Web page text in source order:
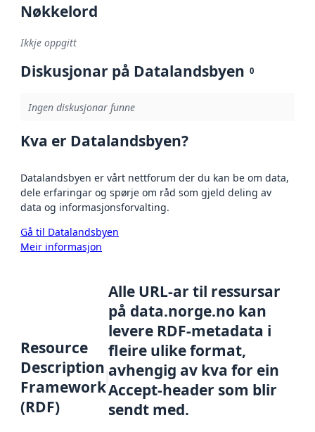
Nøkkelord
Ikkje oppgitt
Diskusjonar på Datalandsbyen 0
Ingen diskusjonar funne
Kva er Datalandsbyen?
Datalandsbyen er vårt nettforum der du kan be om data,
dele erfaringar og spørje om råd som gjeld deling av
data og informasjonsforvalting.
Gå til Datalandsbyen
Meir informasjon
Resource
Description
Framework
(RDF)
Alle URL-ar til ressursar
på data.norge.no kan
levere RDF-metadata i
fleire ulike format,
avhengig av kva for ein
Accept-header som blir
sendt med.